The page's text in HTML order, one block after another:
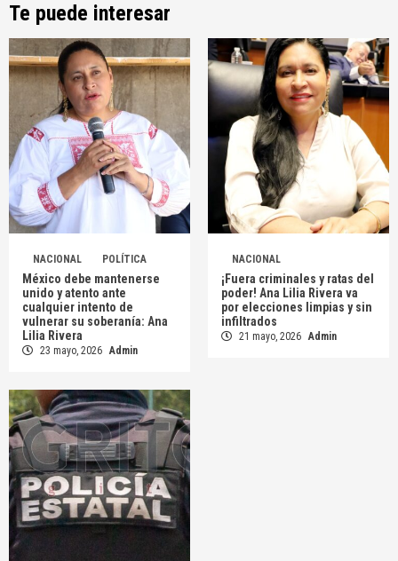
Te puede interesar
NACIONAL POLÍTICA
México debe mantenerse
unido y atento ante
cualquier intento de
vulnerar su soberanía: Ana
Lilia Rivera
23 mayo, 2026 Admin
NACIONAL
¡Fuera criminales y ratas del
poder! Ana Lilia Rivera va
por elecciones limpias y sin
infiltrados
21 mayo, 2026 Admin